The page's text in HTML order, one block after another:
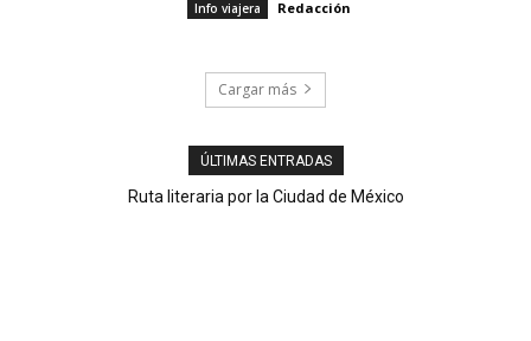
Info viajera Redacción
Cargar más
ÚLTIMAS ENTRADAS
Ruta literaria por la Ciudad de México
Agave en vena: tequila, mezcal y pulque